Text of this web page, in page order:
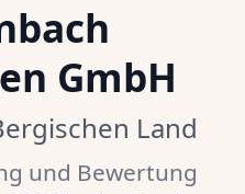
GmbH
Land
und Bewertung